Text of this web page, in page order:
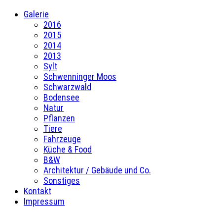
Galerie
2016
2015
2014
2013
Sylt
Schwenninger Moos
Schwarzwald
Bodensee
Natur
Pflanzen
Tiere
Fahrzeuge
Küche & Food
B&W
Architektur / Gebäude und Co.
Sonstiges
Kontakt
Impressum